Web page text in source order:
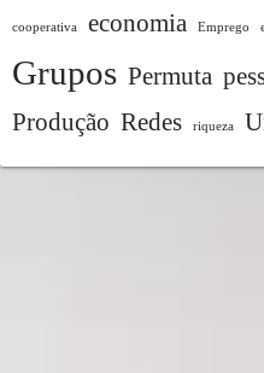
cooperativa economia Emprego
Grupos Permuta
Produção Redes riqueza